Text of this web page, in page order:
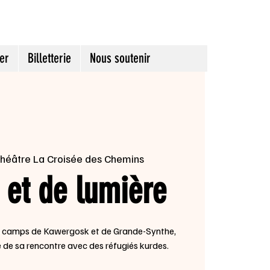
Billetterie Nous soutenir
La Croisée des Chemins
et de lumière
camps de Kawergosk et de Grande-Synthe,
sa rencontre avec des réfugiés kurdes.